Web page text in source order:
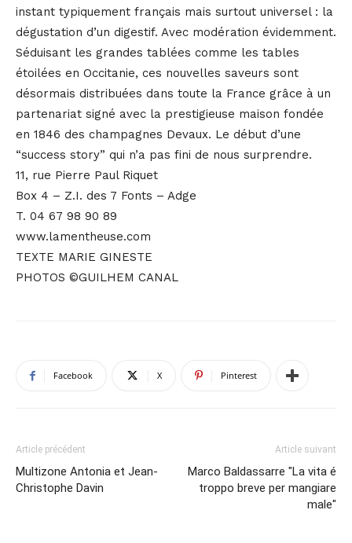
instant typiquement français mais surtout universel : la
dégustation d’un digestif. Avec modération évidemment.
Séduisant les grandes tablées comme les tables
étoilées en Occitanie, ces nouvelles saveurs sont
désormais distribuées dans toute la France grâce à un
partenariat signé avec la prestigieuse maison fondée
en 1846 des champagnes Devaux. Le début d’une
“success story” qui n’a pas fini de nous surprendre.
11, rue Pierre Paul Riquet
Box 4 – Z.I. des 7 Fonts – Adge
T. 04 67 98 90 89
www.lamentheuse.com
TEXTE MARIE GINESTE
PHOTOS ©GUILHEM CANAL
Facebook X Pinterest
Article précédent
Multizone Antonia et Jean-
Christophe Davin
Article suivant
Marco Baldassarre "La vita é
troppo breve per mangiare
male"